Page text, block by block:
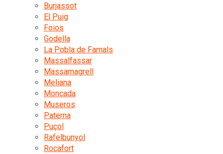
Burjassot
El Puig
Foios
Godella
La Pobla de Farnals
Massalfassar
Massamagrell
Meliana
Moncada
Museros
Paterna
Puçol
Rafelbunyol
Rocafort